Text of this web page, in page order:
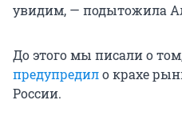
увидим, — подытожила
До этого мы писали о
предупредило крахе
России.